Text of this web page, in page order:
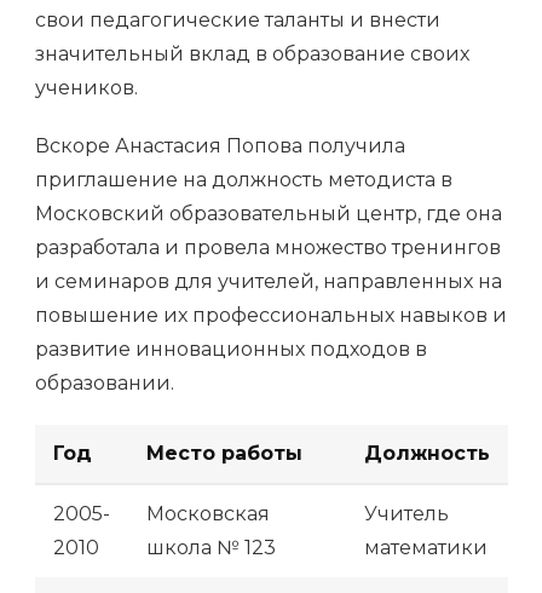
свои педагогические таланты и внести
значительный вклад в образование своих
учеников.
Вскоре Анастасия Попова получила
приглашение на должность методиста в
Московский образовательный центр, где она
разработала и провела множество тренингов
и семинаров для учителей, направленных на
повышение их профессиональных навыков и
развитие инновационных подходов в
образовании.
Год Место работы Должность
2005-
2010
Московская
школа № 123
Учитель
математики